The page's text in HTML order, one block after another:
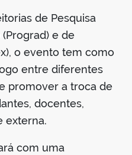
de Pesquisa
e de
o evento tem como
entre diferentes
promover a troca de
docentes,
externa.
com uma